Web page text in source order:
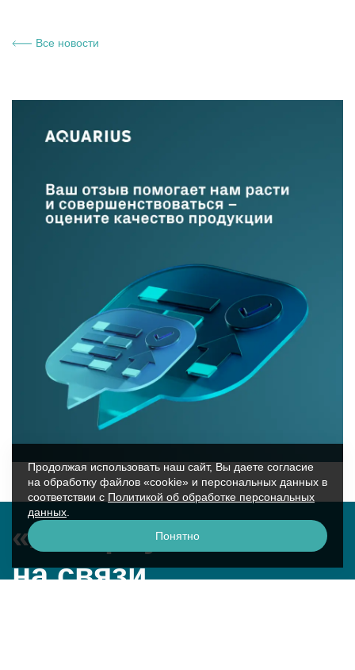
Все новости
«Аквариус»
на связи
Продолжая использовать наш сайт, Вы даете согласие
на обработку файлов «cookie» и персональных данных в
соответствии с Политикой об обработке персональных
данных
Понятно